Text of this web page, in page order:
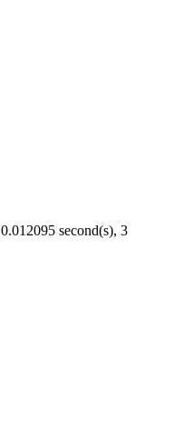
second(s), 3